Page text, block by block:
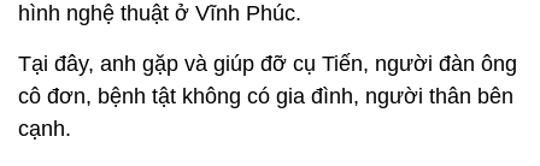
hình nghệ thuật ở Vĩnh Phúc.
Tại đây, anh gặp và giúp đỡ cụ Tiến, người đàn ông
cô đơn, bệnh tật không có gia đình, người thân bên
cạnh.